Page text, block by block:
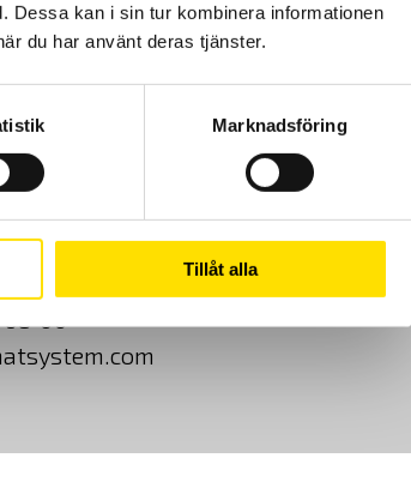
Dessa kan i sin tur kombinera informationen
du har använt deras tjänster.
Marknadsföring
Tillåt alla
Om Oss
00